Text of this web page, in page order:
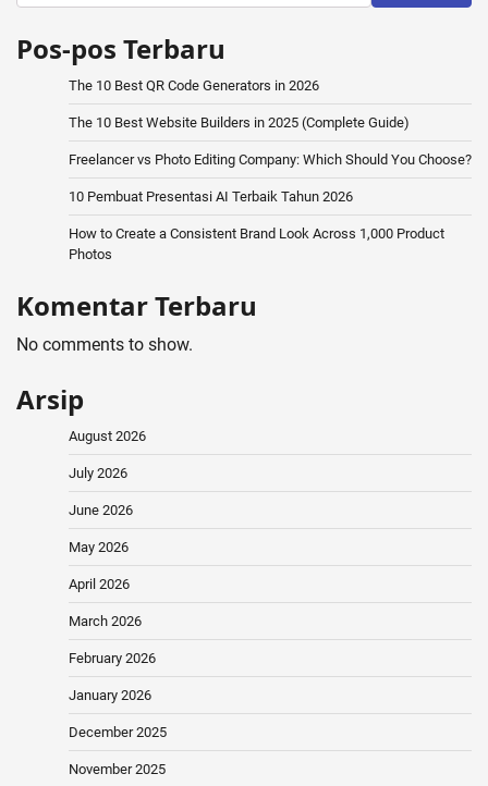
Pos-pos Terbaru
The 10 Best QR Code Generators in 2026
The 10 Best Website Builders in 2025 (Complete Guide)
Freelancer vs Photo Editing Company: Which Should You Choose?
10 Pembuat Presentasi AI Terbaik Tahun 2026
How to Create a Consistent Brand Look Across 1,000 Product
Photos
Komentar Terbaru
No comments to show.
Arsip
August 2026
July 2026
June 2026
May 2026
April 2026
March 2026
February 2026
January 2026
December 2025
November 2025